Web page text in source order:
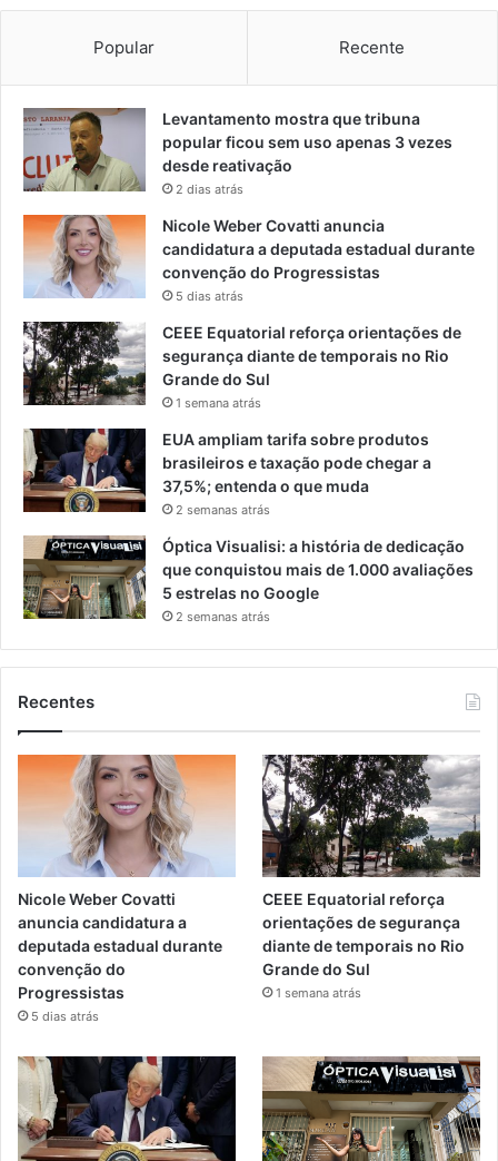
Popular Recente
Levantamento mostra que tribuna
popular ficou sem uso apenas 3 vezes
desde reativação
2 dias atrás
Nicole Weber Covatti anuncia
candidatura a deputada estadual durante
convenção do Progressistas
5 dias atrás
CEEE Equatorial reforça orientações de
segurança diante de temporais no Rio
Grande do Sul
1 semana atrás
EUA ampliam tarifa sobre produtos
brasileiros e taxação pode chegar a
37,5%; entenda o que muda
2 semanas atrás
Óptica Visualisi: a história de dedicação
que conquistou mais de 1.000 avaliações
5 estrelas no Google
2 semanas atrás
Recentes
Nicole Weber Covatti
anuncia candidatura a
deputada estadual durante
convenção do
Progressistas
5 dias atrás
CEEE Equatorial reforça
orientações de segurança
diante de temporais no Rio
Grande do Sul
1 semana atrás